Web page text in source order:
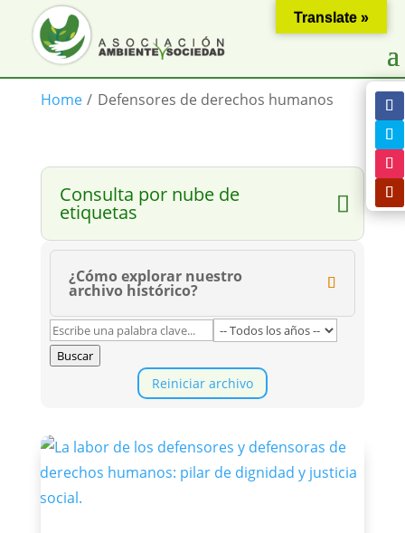
Home / Defensores de derechos humanos
Consulta por nube de
etiquetas
¿Cómo explorar nuestro
archivo histórico?
Buscar
Reiniciar archivo
Translate »